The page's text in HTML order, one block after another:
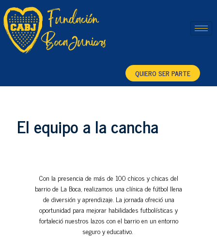
QUIERO SER PARTE
El equipo a la cancha
Con la presencia de más de 100 chicos y chicas del
barrio de La Boca, realizamos una clínica de fútbol llena
de diversión y aprendizaje. La jornada ofreció una
oportunidad para mejorar habilidades futbolísticas y
fortaleció nuestros lazos con el barrio en un entorno
seguro y educativo.